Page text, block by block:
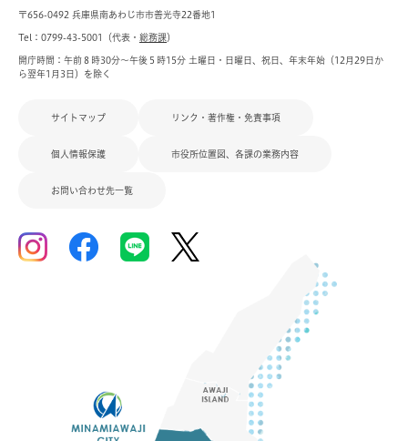
〒656-0492 兵庫県南あわじ市市善光寺22番地1
Tel：0799-43-5001（代表・ 総務課）
開庁時間：午前８時30分～午後５時15分 土曜日・日曜日、祝日、年末年始（12月29日か
ら翌年1月3日）を除く
サイトマップ リンク・著作権・免責事項
個人情報保護 市役所位置図、各課の業務内容
お問い合わせ先一覧